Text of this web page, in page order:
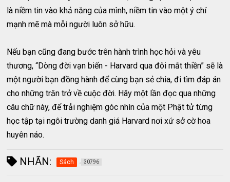
là niềm tin vào khả năng của mình, niềm tin vào một ý chí
mạnh mẽ mà mỗi người luôn sở hữu.
Nếu bạn cũng đang bước trên hành trình học hỏi và yêu
thương, “Dòng đời vạn biến - Harvard qua đôi mắt thiền” sẽ là
một người bạn đồng hành để cùng bạn sẻ chia, đi tìm đáp án
cho những trăn trở về cuộc đời. Hãy một lần đọc qua những
câu chữ này, để trải nghiệm góc nhìn của một Phật tử từng
học tập tại ngôi trường danh giá Harvard nơi xứ sở cờ hoa
huyên náo.
NHÃN: Sách 30796